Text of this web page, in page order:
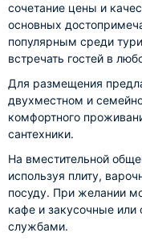
сочетание цены и
основных
популярным среди
встречать гостей в
Для размещения
двухместном и
комфортного
сантехники.
На вместительной
используя плиту,
посуду. При желании
кафе и закусочные или
службами.